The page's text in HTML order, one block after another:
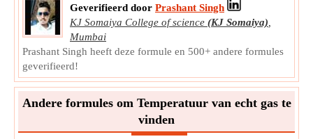
temperatuur vloeibaar te maken.
Symbool:
P,c
Druk
Eenheid:Pa
Opmerking:Waarde moet groter zijn dan 0.
Kritisch molair volume voor het Peng Robinson-
Het kritische molaire volume voor het Peng Robinson-
Geverifieerd door Prashant Singh
KJ Somaiya College of science (KJ Somaiya)
Mumbai
Prashant Singh heeft deze formule en 500+ andere formules
geverifieerd!
Andere formules om Temperatuur van echt gas te
vinden